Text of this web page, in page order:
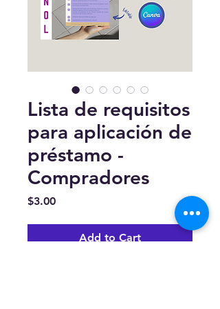
Lista de requisitos
para aplicación de
préstamo -
Compradores
$3.00Price
Add to Cart